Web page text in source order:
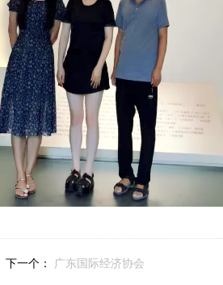
下一个：
广东国际经济协会